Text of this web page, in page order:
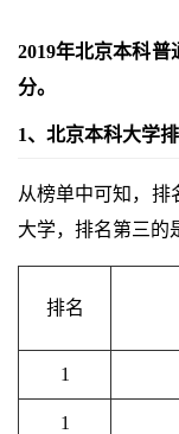
2019年北京本科普
分。
1、北京本科大学
从榜单中可知，排
大学，排名第三的
排名
1
1